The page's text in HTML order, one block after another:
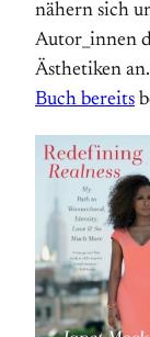
nähern sich
Autor_innen
Ästhetiken
Buch bereits